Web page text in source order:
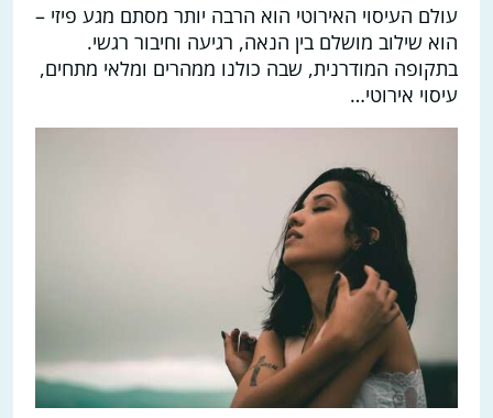
עולם העיסוי האירוטי הוא הרבה יותר מסתם מגע פיזי –
הוא שילוב מושלם בין הנאה, רגיעה וחיבור רגשי.
בתקופה המודרנית, שבה כולנו ממהרים ומלאי מתחים,
עיסוי אירוטי…